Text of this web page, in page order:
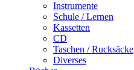
Instrumente
Schule / Lernen
Kassetten
CD
Taschen / Rucksäcke
Diverses